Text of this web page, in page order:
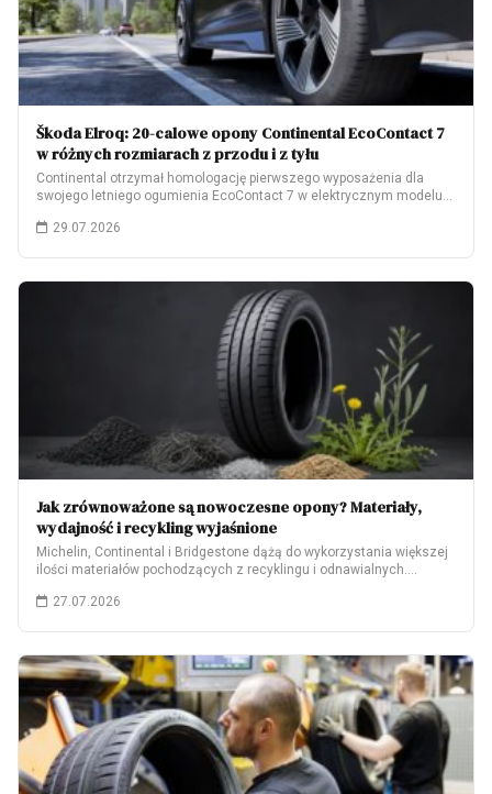
Škoda Elroq: 20-calowe opony Continental EcoContact 7
w różnych rozmiarach z przodu i z tyłu
Continental otrzymał homologację pierwszego wyposażenia dla
swojego letniego ogumienia EcoContact 7 w elektrycznym modelu
29.07.2026
Jak zrównoważone są nowoczesne opony? Materiały,
wydajność i recykling wyjaśnione
Michelin, Continental i Bridgestone dążą do wykorzystania większej
ilości materiałów pochodzących z recyklingu i odnawialnych.…
27.07.2026